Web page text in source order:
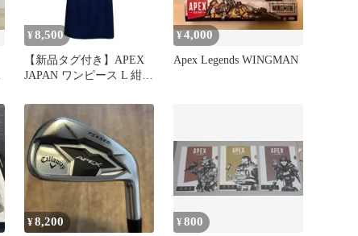
¥ 8,500
【新品タグ付き】APEX
JAPAN ワンピース L 紺
¥4,000
Apex Legends WINGMAN
¥8,200 ¥800